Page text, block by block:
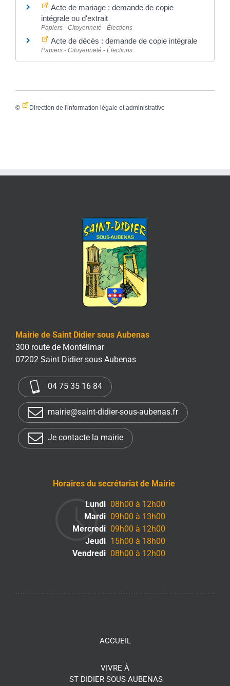
Acte de mariage : demande de copie
intégrale ou d'extrait
Papiers - Citoyenneté - Élections
Acte de décès : demande de copie intégrale
Papiers - Citoyenneté - Élections
© Direction de l'information légale et administrative
Mairie de Saint Didier sous Aubenas
300 route de Montélimar
07202 Saint Didier sous Aubenas
04 75 35 16 84
mairie@saint-didier-sous-aubenas.fr
Je contacte la mairie
Horaires du secrétariat de Mairie
Lundi 08h00 à 12h00
Mardi 09h00 à 13h00
Mercredi 09h00 à 12h00
Jeudi 15h00 à 18h00
Vendredi 08h00 à 12h00
ACCUEIL
VIVRE À
ST DIDIER SOUS AUBENAS